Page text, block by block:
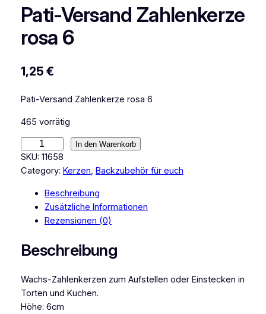
Pati-Versand Zahlenkerze
rosa 6
1,25 €
Pati-Versand Zahlenkerze rosa 6
465 vorrätig
a
t
s
n
d
Z
In den Warenkorb
SKU: 11658
Category: Kerzen, Backzubehör für euch
Beschreibung
Zusätzliche Informationen
Rezensionen (0)
Beschreibung
Wachs-Zahlenkerzen zum Aufstellen oder Einstecken in
Torten und Kuchen.
Höhe: 6cm